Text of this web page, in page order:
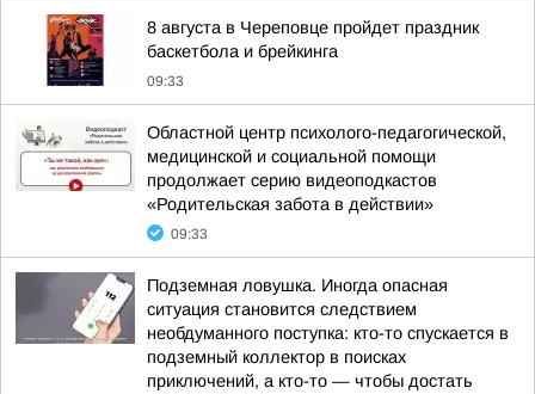
8 августа в Череповце пройдет праздник
баскетбола и брейкинга
09:33
Областной центр психолого-педагогической,
медицинской и социальной помощи
продолжает серию видеоподкастов
«Родительская забота в действии»
09:33
Подземная ловушка. Иногда опасная
ситуация становится следствием
необдуманного поступка: кто-то спускается в
подземный коллектор в поисках
приключений, а кто-то — чтобы достать